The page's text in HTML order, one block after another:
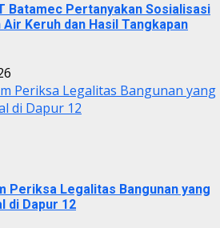
Batamec Pertanyakan Sosialisasi
Keruh dan Hasil Tangkapan
Periksa Legalitas Bangunan yang
di Dapur 12
Periksa Legalitas Bangunan yang
di Dapur 12